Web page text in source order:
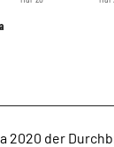
2020 der